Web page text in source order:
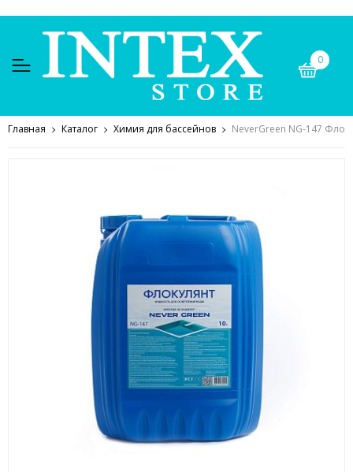
0
Главная Каталог Химия для бассейнов NeverGreen NG-147